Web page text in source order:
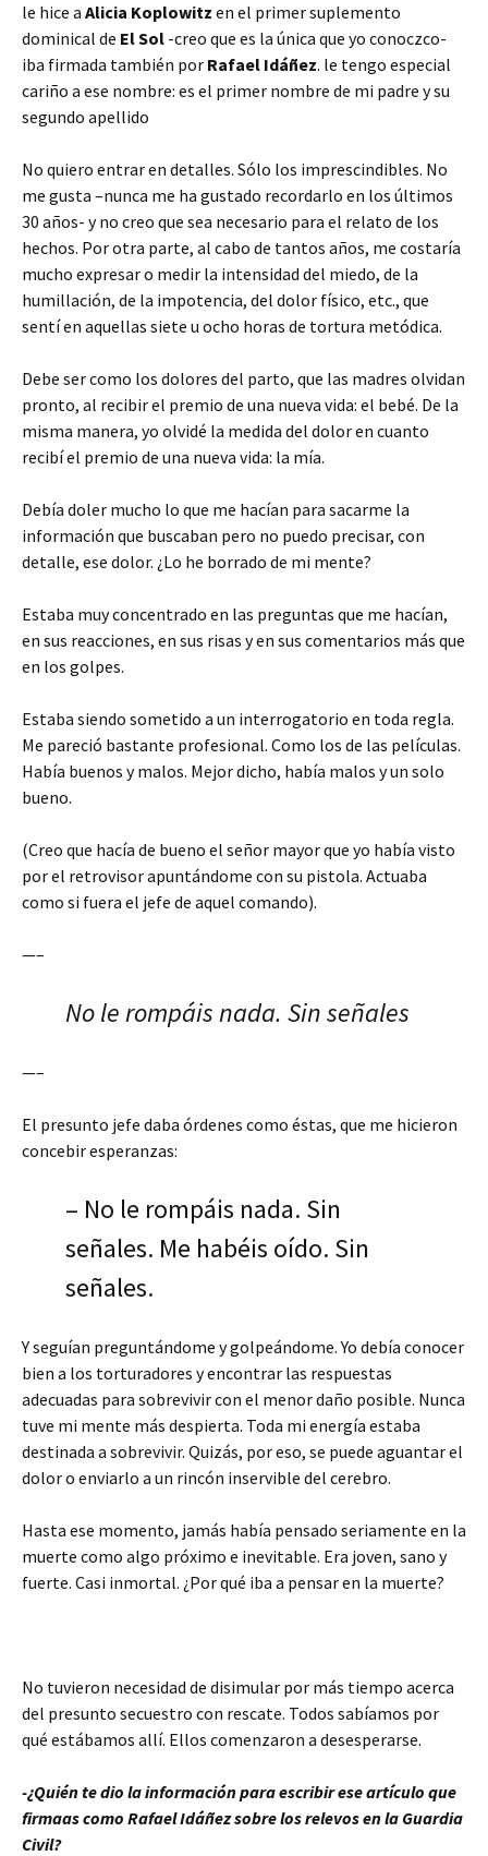
le hice a Alicia Koplowitz en el primer suplemento
dominical de El Sol -creo que es la única que yo conoczco-
iba firmada también por Rafael Idáñez. le tengo especial
cariño a ese nombre: es el primer nombre de mi padre y su
segundo apellido
No quiero entrar en detalles. Sólo los imprescindibles. No
me gusta –nunca me ha gustado recordarlo en los últimos
30 años- y no creo que sea necesario para el relato de los
hechos. Por otra parte, al cabo de tantos años, me costaría
mucho expresar o medir la intensidad del miedo, de la
humillación, de la impotencia, del dolor físico, etc., que
sentí en aquellas siete u ocho horas de tortura metódica.
Debe ser como los dolores del parto, que las madres olvidan
pronto, al recibir el premio de una nueva vida: el bebé. De la
misma manera, yo olvidé la medida del dolor en cuanto
recibí el premio de una nueva vida: la mía.
Debía doler mucho lo que me hacían para sacarme la
información que buscaban pero no puedo precisar, con
detalle, ese dolor. ¿Lo he borrado de mi mente?
Estaba muy concentrado en las preguntas que me hacían,
en sus reacciones, en sus risas y en sus comentarios más que
en los golpes.
Estaba siendo sometido a un interrogatorio en toda regla.
Me pareció bastante profesional. Como los de las películas.
Había buenos y malos. Mejor dicho, había malos y un solo
bueno.
(Creo que hacía de bueno el señor mayor que yo había visto
por el retrovisor apuntándome con su pistola. Actuaba
como si fuera el jefe de aquel comando).
—–
No le rompáis nada. Sin señales
—–
El presunto jefe daba órdenes como éstas, que me hicieron
concebir esperanzas:
– No le rompáis nada. Sin
señales. Me habéis oído. Sin
señales.
Y seguían preguntándome y golpeándome. Yo debía conocer
bien a los torturadores y encontrar las respuestas
adecuadas para sobrevivir con el menor daño posible. Nunca
tuve mi mente más despierta. Toda mi energía estaba
destinada a sobrevivir. Quizás, por eso, se puede aguantar el
dolor o enviarlo a un rincón inservible del cerebro.
Hasta ese momento, jamás había pensado seriamente en la
muerte como algo próximo e inevitable. Era joven, sano y
fuerte. Casi inmortal. ¿Por qué iba a pensar en la muerte?
No tuvieron necesidad de disimular por más tiempo acerca
del presunto secuestro con rescate. Todos sabíamos por
qué estábamos allí. Ellos comenzaron a desesperarse.
-¿Quién te dio la información para escribir ese artículo que
firmaas como Rafael Idáñez sobre los relevos en la Guardia
Civil?